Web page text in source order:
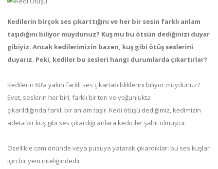
Kedilerin birçok ses çıkarttığını ve her bir sesin farklı anlam
taşıdığını biliyor muydunuz? Kuş mu bu ötsün dediğinizi duyar
gibiyiz. Ancak kedilerimizin bazen, kuş gibi ötüş seslerini
duyarız. Peki, kediler bu sesleri hangi durumlarda çıkartırlar?
Kedilerin 60’a yakın farklı ses çıkartabildiklerini biliyor muydunuz?
Evet, seslerin her biri, farklı bir ton ve yoğunlukta
çıkarıldığında farklı bir anlam taşır. Kedi ötüşü dediğimiz, kedimizin
adeta bir kuş gibi ses çıkardığı anlara kediciler şahit olmuştur.
Özellikle cam önünde veya pusuya yatarak çıkardıkları bu ses kuşlar
için bir yem niteliğindedir.